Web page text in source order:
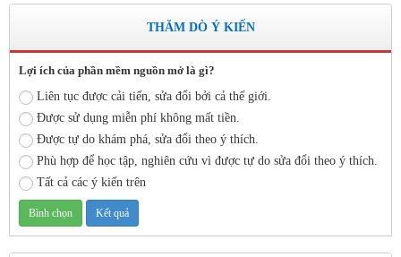
lượt xem: 4187 | lượt tải:757
Số: 05 /KHCM - THVY NGÀY 10/9&
KẾ HOẠCH BỒI DƯỠNG VÀ PHÁT TRIỂN ĐỘI NGŨ NĂM
HỌC 2019- 2020
Thời gian đăng: 11/06/2020
lượt xem: 8577 | lượt tải:2798
Số: 03 /KH-THVY ngày 17/9�
KẾ HOẠCH CÔNG TÁC KIỂM TRA NỘI BỘ NĂM HỌC
2019– 2020
Thời gian đăng: 11/06/2020
THĂM DÒ Ý KIẾN
Lợi ích của phần mềm nguồn mở là gì?
Liên tục được cải tiến, sửa đổi bởi cả thế giới.
Được sử dụng miễn phí không mất tiền.
Được tự do khám phá, sửa đổi theo ý thích.
Phù hợp để học tập, nghiên cứu vì được tự do sửa đổi theo ý thích.
Tất cả các ý kiến trên